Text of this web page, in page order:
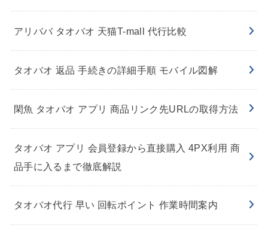
アリババ タオバオ 天猫T-mall 代行比較
タオバオ 返品 手続きの詳細手順 モバイル図解
閑魚 タオバオ アプリ 商品リンク先URLの取得方法
タオバオ アプリ 会員登録から直接購入 4PX利用 商
品手に入るまで徹底解説
タオバオ代行 早い 回転ポイント 作業時間案内